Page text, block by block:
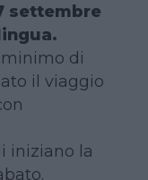
settembre
di
il viaggio
iniziano la